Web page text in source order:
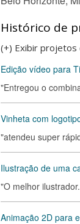
Histórico de
(+) Exibir projetos
Edição vídeo para
"Entregou o
Vinheta com
"atendeu super
Ilustração de uma
"O melhor
Animação 2D para